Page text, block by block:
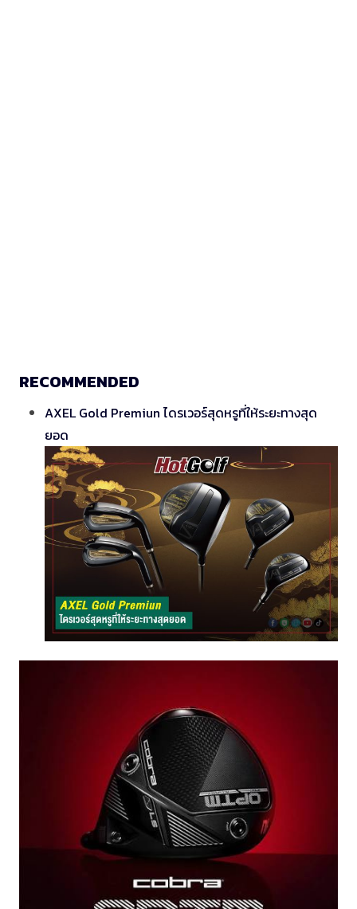
RECOMMENDED
AXEL Gold Premiun ไดรเวอร์สุดหรูที่ให้ระยะทางสุด
ยอด